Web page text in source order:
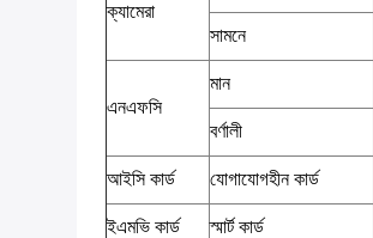
ক্যামেরা
সামনে
এনএফসি
মান
বর্ণালী
আইসি কার্ড যোগাযোগহীন কার্ড
ইএমভি কার্ড
স্মার্ট কার্ড